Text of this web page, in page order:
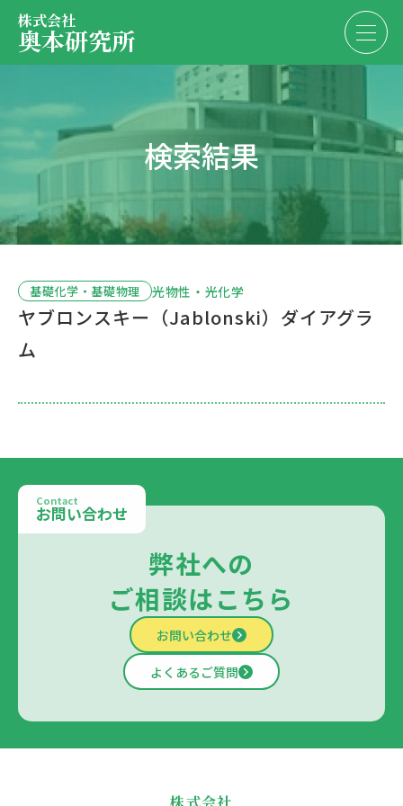
株式会社
奥本研究所
会社・決算情報
代表紹介
お問い合わせ
EN JP
お問い合わせ
検索結果
基礎化学・基礎物理 光物性・光化学
ヤブロンスキー（Jablonski）ダイアグラ
ム
Contact
お問い合わせ
弊社への
ご相談はこちら
お問い合わせ
よくあるご質問